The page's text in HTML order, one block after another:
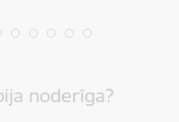
noderīga?